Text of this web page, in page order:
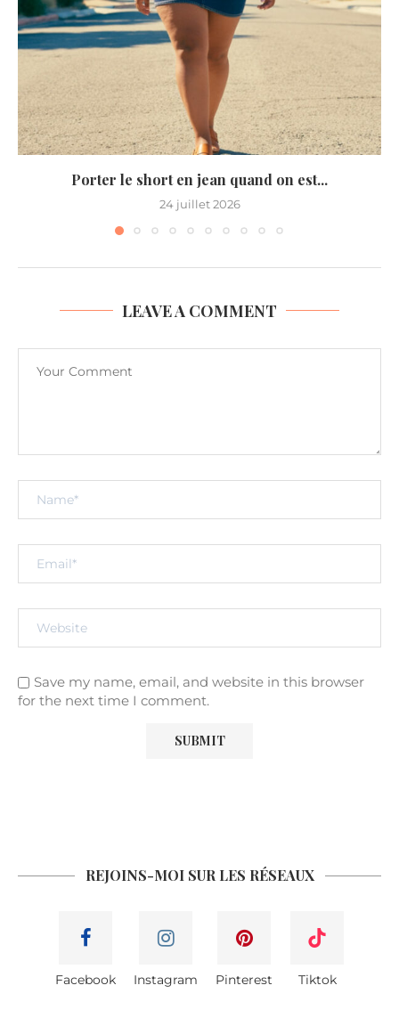
Porter le short en jean quand on est...
24 juillet 2026
LEAVE A COMMENT
Save my name, email, and website in this browser
for the next time I comment.
REJOINS-MOI SUR LES RÉSEAUX
Facebook Instagram Pinterest Tiktok